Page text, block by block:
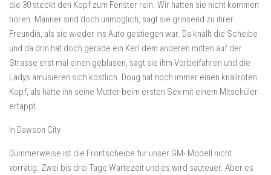
die 30 steckt den Kopf zum Fenster rein. Wir hatten sie nicht kommen
hören. Männer sind doch unmöglich, sagt sie grinsend zu ihrer
Freundin, als sie wieder ins Auto gestiegen war. Da knallt die Scheibe
und da drin hat doch gerade ein Kerl dem anderen mitten auf der
Strasse erst mal einen geblasen, sagt sie ihm Vorbeifahren und die
Ladys amüsieren sich köstlich. Doug hat noch immer einen knallroten
Kopf, als hätte ihn seine Mutter beim ersten Sex mit einem Mitschüler
ertappt.
In Dawson City
Dummerweise ist die Frontscheibe für unser GM- Modell nicht
vorrätig. Zwei bis drei Tage Wartezeit und es wird sauteuer. Aber es